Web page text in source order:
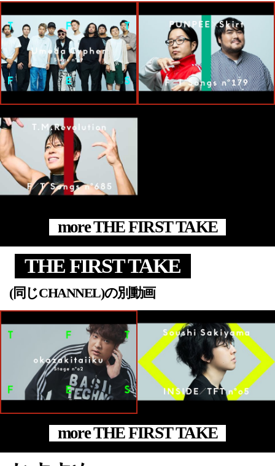
more THE FIRST TAKE
THE FIRST TAKE
(同じCHANNEL)の別動画
more THE FIRST TAKE